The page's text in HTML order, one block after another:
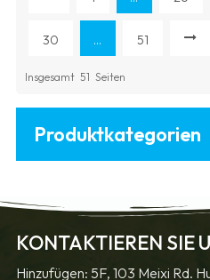
30 ... 51
Insgesamt 51 Seiten
Produktkategorien
KONTAKTIEREN SIE
Hinzufügen: 5F, 103 Meixi Rd.